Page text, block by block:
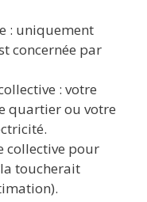
: uniquement
concernée par
: votre
quartier ou votre
collective pour
toucherait